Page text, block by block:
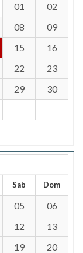
01
02
08
09
15
16
22
23
29
30
Sab Dom
05
06
12
13
19
20